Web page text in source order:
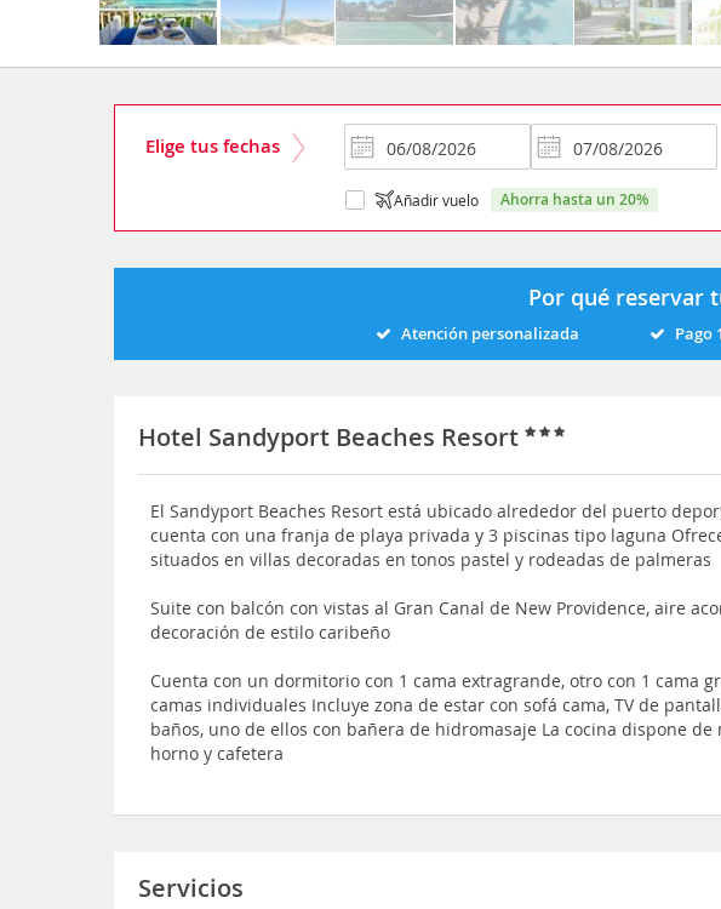
Elige tus fechas
Añadir vuelo ahorra hasta un 20%
Por qué reservar
Atención personalizada Pago
Hotel Sandyport Beaches Resort
El Sandyport Beaches Resort está ubicado alrededor del puerto
cuenta con una franja de playa privada y 3 piscinas tipo laguna
situados en villas decoradas en tonos pastel y rodeadas de palmeras
Suite con balcón con vistas al Gran Canal de New Providence, aire
decoración de estilo caribeño
Cuenta con un dormitorio con 1 cama extragrande, otro con 1 cama
camas individuales Incluye zona de estar con sofá cama, TV de
baños, uno de ellos con bañera de hidromasaje La cocina dispone de
horno y cafetera
Servicios